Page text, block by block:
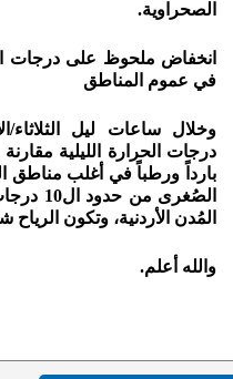
الصحراوية.
انخفاض ملحوظ على درجات
في عموم المناطق
وخلال ساعات ليل
درجات الحرارة الليلية
بارداً ورطباً في أغلب مناطق
المُدن الأردنية، وتكون
والله أعلم.